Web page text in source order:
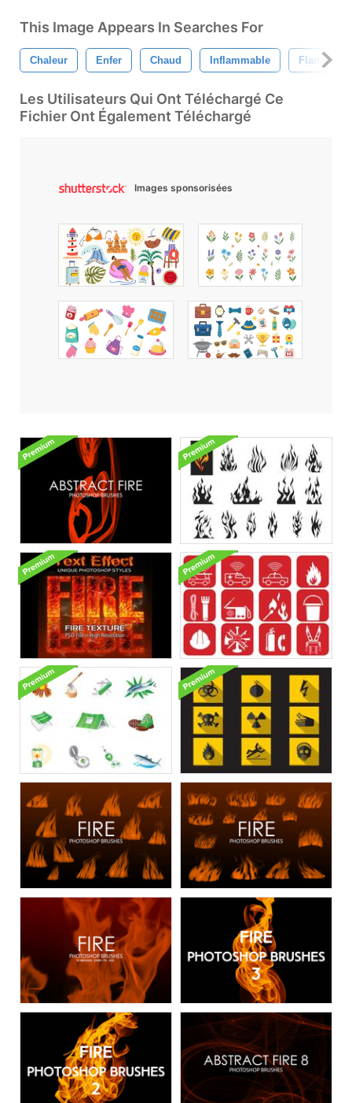
This Image Appears In Searches For
Chaleur Enfer Chaud Inflammable Flamme
Les Utilisateurs Qui Ont Téléchargé Ce
Fichier Ont Également Téléchargé
Images sponsorisées